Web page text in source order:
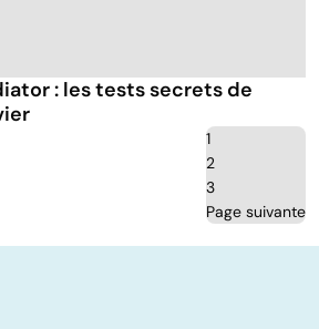
: les tests secrets de
1
2
3
Page suivante